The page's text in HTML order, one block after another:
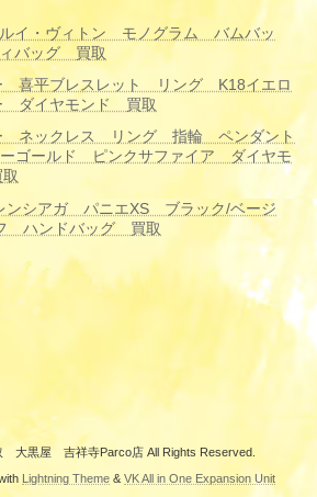
イ・ヴィトン モノグラム バムバッ
バッグ 買取
喜平ブレスレット リング K18イエロ
ダイヤモンド 買取
ネックレス リング 指輪 ペンダント
ゴールド ピンクサファイア ダイヤモ
ンシアガ パニエXS ブラック/ベージ
ハンドバッグ 買取
黒屋 吉祥寺Parco店 All Rights Reserved.
Lightning Theme & VK All in One Expansion Unit